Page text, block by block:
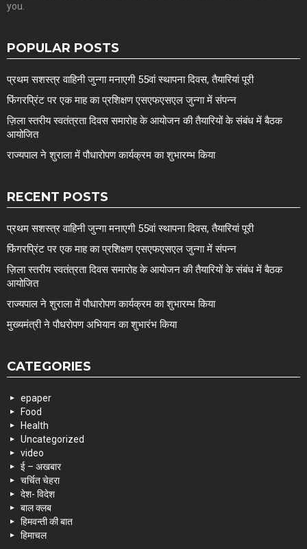
you.
POPULAR POSTS
प्रथम सशस्त्र वाहिनी जुन्गा मनाएगी 55वां स्थापना दिवस, तैयारियां पूरी
फिंगरप्रिंट पर एक माह का प्रशिक्षण एसएफएसएल जुन्गा में संपन्न
ज़िला स्तरीय स्वतंत्रता दिवस समारोह के आयोजन की तैयारियों के संबंध में बैठक
आयोजित
राज्यपाल ने शुराला में पौधारोपण कार्यक्रम का शुभारम्भ किया
RECENT POSTS
प्रथम सशस्त्र वाहिनी जुन्गा मनाएगी 55वां स्थापना दिवस, तैयारियां पूरी
फिंगरप्रिंट पर एक माह का प्रशिक्षण एसएफएसएल जुन्गा में संपन्न
ज़िला स्तरीय स्वतंत्रता दिवस समारोह के आयोजन की तैयारियों के संबंध में बैठक
आयोजित
राज्यपाल ने शुराला में पौधारोपण कार्यक्रम का शुभारम्भ किया
मुख्यमंत्री ने पौधरोपण अभियान का शुभारंभ किया
CATEGORIES
epaper
Food
Health
Uncategorized
video
ई – अखबार
चर्चित चेहरा
देश- विदेश
बाल क्लब
हिमवन्ती की बात
हिमाचल